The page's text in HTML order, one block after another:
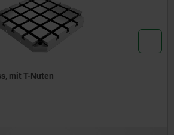
Paletten, allseitig bearbeitet, Grauguss